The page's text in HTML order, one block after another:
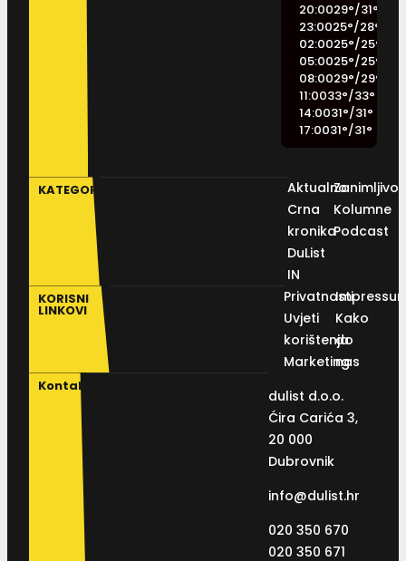
20:0029°/31°
23:0025°/28°
02:0025°/25°
05:0025°/25°
08:0029°/29°
11:0033°/33°
14:0031°/31°
17:0031°/31°
KATEGORIJE
Aktualno
Crna
kronika
DuList
IN
Kolumne
Podcast
KORISNI
LINKOVI
Privatnosti
Uvjeti
korištenja
Marketing
Kako
do
nas
Kontakt
dulist d.o.o.
Ćira Carića 3,
20 000
Dubrovnik
info@dulist.hr
020 350 670
020 350 671